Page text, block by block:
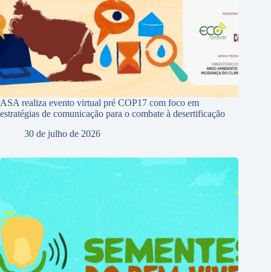
ASA realiza evento virtual pré COP17 com foco em
estratégias de comunicação para o combate à desertificação
30 de julho de 2026